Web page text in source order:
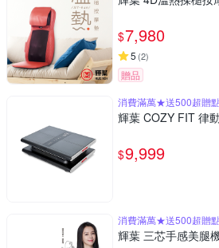
$7,980
5 (2)
贈品
消費滿萬★送500超贈
輝葉 COZY FIT 律
$9,999
消費滿萬★送500超贈
輝葉 三芯手感美腿